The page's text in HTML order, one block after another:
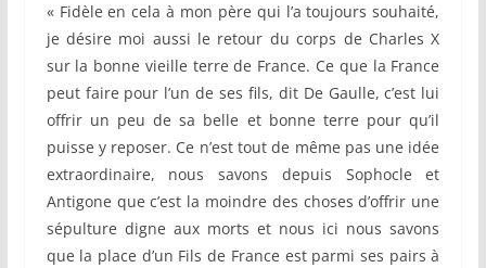
« Fidèle en cela à mon père qui l’a toujours souhaité,
je désire moi aussi le retour du corps de Charles X
sur la bonne vieille terre de France. Ce que la France
peut faire pour l’un de ses fils, dit De Gaulle, c’est lui
offrir un peu de sa belle et bonne terre pour qu’il
puisse y reposer. Ce n’est tout de même pas une idée
extraordinaire, nous savons depuis Sophocle et
Antigone que c’est la moindre des choses d’offrir une
sépulture digne aux morts et nous ici nous savons
que la place d’un Fils de France est parmi ses pairs à